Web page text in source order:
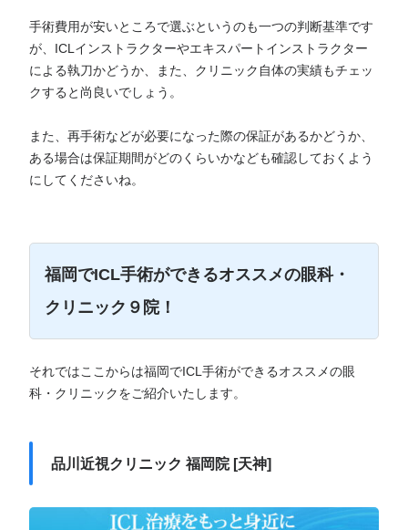
手術費用が安いところで選ぶというのも一つの判断基準です
が、ICLインストラクターやエキスパートインストラクター
による執刀かどうか、また、クリニック自体の実績もチェッ
クすると尚良いでしょう。
また、再手術などが必要になった際の保証があるかどうか、
ある場合は保証期間がどのくらいかなども確認しておくよう
にしてくださいね。
福岡でICL手術ができるオススメの眼科・
クリニック９院！
それではここからは福岡でICL手術ができるオススメの眼
科・クリニックをご紹介いたします。
品川近視クリニック 福岡院 [天神]